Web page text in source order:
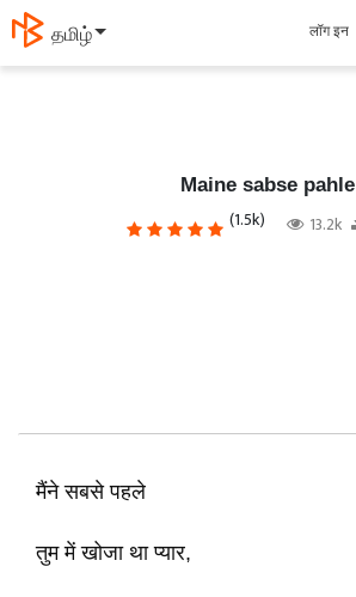
தமிழ் लॉग इन
Maine sabse pahle
(1.5k) 13.2k
मैंने सबसे पहले
तुम में खोजा था प्यार,